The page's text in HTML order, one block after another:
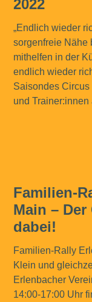
2022
„Endlich wieder
sorgenfreie Nähe
mithelfen in der
endlich wieder
Saisondes
und Trainer:innen
Familien-
Main –
dabei!
Familien-Rally
Klein und
Erlenbacher
14:00-17:00 Uhr